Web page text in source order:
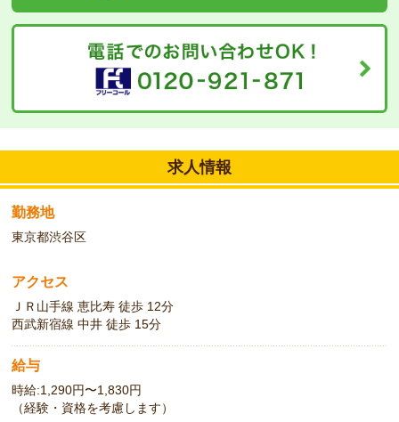
求人情報
勤務地
東京都渋谷区
アクセス
ＪＲ山手線 恵比寿 徒歩 12分
西武新宿線 中井 徒歩 15分
給与
時給:1,290円〜1,830円
（経験・資格を考慮します）